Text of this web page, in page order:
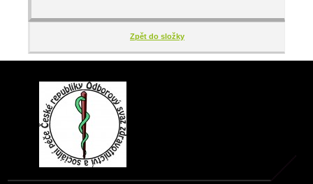
Zpět do složky